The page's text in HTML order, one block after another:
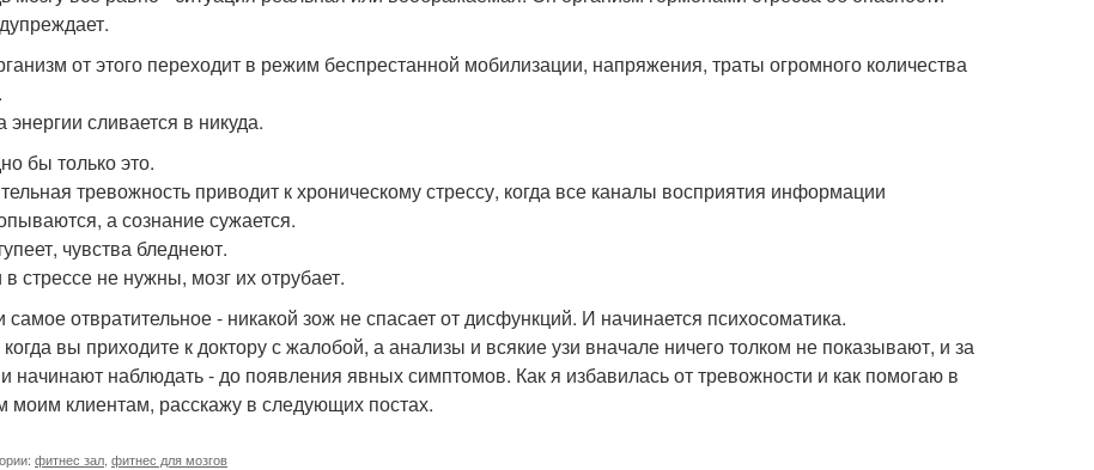
от этого переходит в режим беспрестанной мобилизации, напряжения, траты огромного количества
энергии сливается в никуда.
бы только это.
тревожность приводит к хроническому стрессу, когда все каналы восприятия информации
а сознание сужается.
чувства бледнеют.
стрессе не нужны, мозг их отрубает.
самое отвратительное - никакой зож не спасает от дисфункций. И начинается психосоматика.
вы приходите к доктору с жалобой, а анализы и всякие узи вначале ничего толком не показывают, и за
начинают наблюдать - до появления явных симптомов. Как я избавилась от тревожности и как помогаю в
моим клиентам, расскажу в следующих постах.
фитнес зал фитнес для мозгов